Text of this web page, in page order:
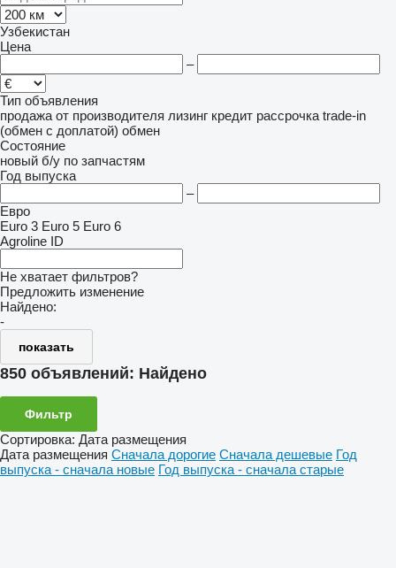
Узбекистан
Цена
–
Тип объявления
продажа от производителя лизинг кредит рассрочка trade-in
(обмен с доплатой) обмен
Состояние
новый б/у по запчастям
Год выпуска
–
Евро
Euro 3 Euro 5 Euro 6
Agroline ID
Не хватает фильтров?
Предложить изменение
Найдено:
-
показать
850 объявлений: Найдено
Фильтр
Сортировка: Дата размещения
Дата размещения Сначала дорогие Сначала дешевые Год
выпуска - сначала новые Год выпуска - сначала старые